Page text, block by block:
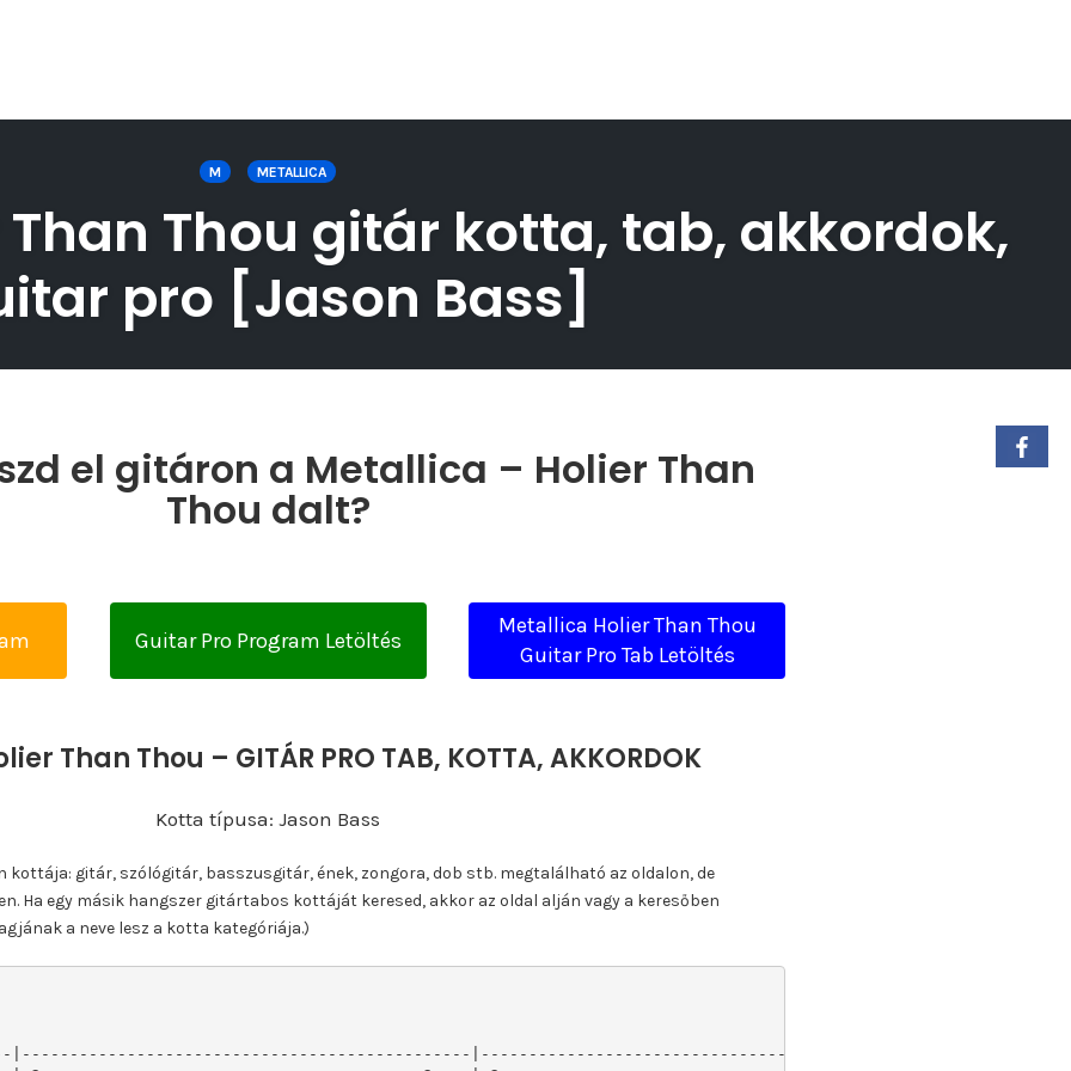
M METALLICA
Thou gitár kotta, tab, akkordok,
pro [Jason Bass]
el gitáron a Metallica – Holier Than
Thou dalt?
Guitar Pro Program Letöltés
Metallica Holier Than Thou
Guitar Pro Tab Letöltés
Than Thou – GITÁR PRO TAB, KOTTA, AKKORDOK
Kotta típusa: Jason Bass
kottája: gitár, szólógitár, basszusgitár, ének, zongora, dob stb. megtalálható az oldalon, de
Ha egy másik hangszer gitártabos kottáját keresed, akkor az oldal alján vagy a keresőben
a neve lesz a kotta kategóriája.)